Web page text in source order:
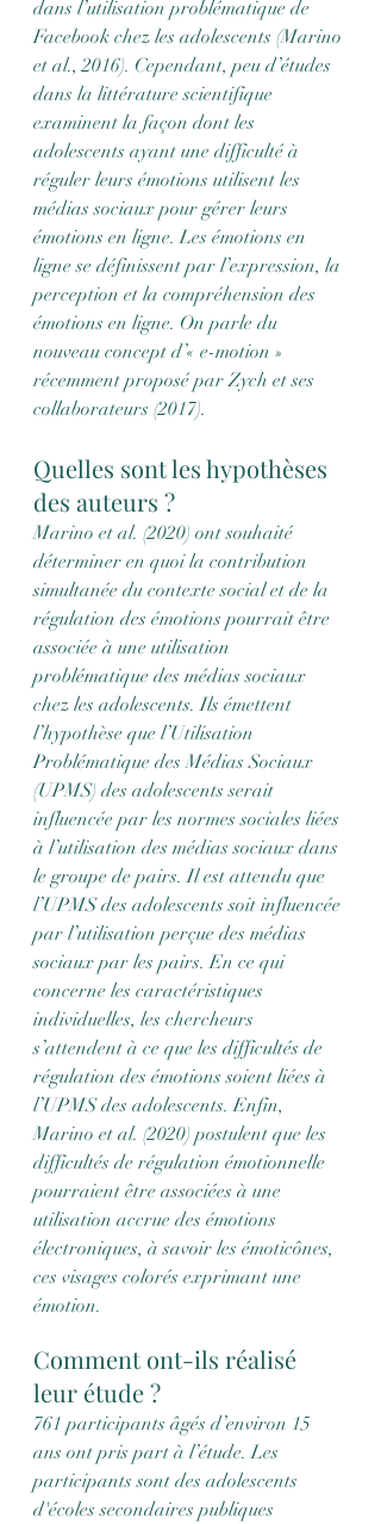
dans l’utilisation problématique de
Facebook chez les adolescents (Marino
et al., 2016). Cependant, peu d’études
dans la littérature scientifique
examinent la façon dont les
adolescents ayant une difficulté à
réguler leurs émotions utilisent les
médias sociaux pour gérer leurs
émotions en ligne. Les émotions en
ligne se définissent par l’expression, la
perception et la compréhension des
émotions en ligne. On parle du
nouveau concept d’« e-motion »
récemment proposé par Zych et ses
collaborateurs (2017).
Quelles sont les hypothèses
des auteurs ?
Marino et al. (2020) ont souhaité
déterminer en quoi la contribution
simultanée du contexte social et de la
régulation des émotions pourrait être
associée à une utilisation
problématique des médias sociaux
chez les adolescents. Ils émettent
l’hypothèse que l’Utilisation
Problématique des Médias Sociaux
(UPMS) des adolescents serait
influencée par les normes sociales liées
à l’utilisation des médias sociaux dans
le groupe de pairs. Il est attendu que
l’UPMS des adolescents soit influencée
par l’utilisation perçue des médias
sociaux par les pairs. En ce qui
concerne les caractéristiques
individuelles, les chercheurs
s’attendent à ce que les difficultés de
régulation des émotions soient liées à
l’UPMS des adolescents. Enfin,
Marino et al. (2020) postulent que les
difficultés de régulation émotionnelle
pourraient être associées à une
utilisation accrue des émotions
électroniques, à savoir les émoticônes,
ces visages colorés exprimant une
émotion.
Comment ont-ils réalisé
leur étude ?
761 participants âgés d’environ 15
ans ont pris part à l’étude. Les
participants sont des adolescents
d'écoles secondaires publiques